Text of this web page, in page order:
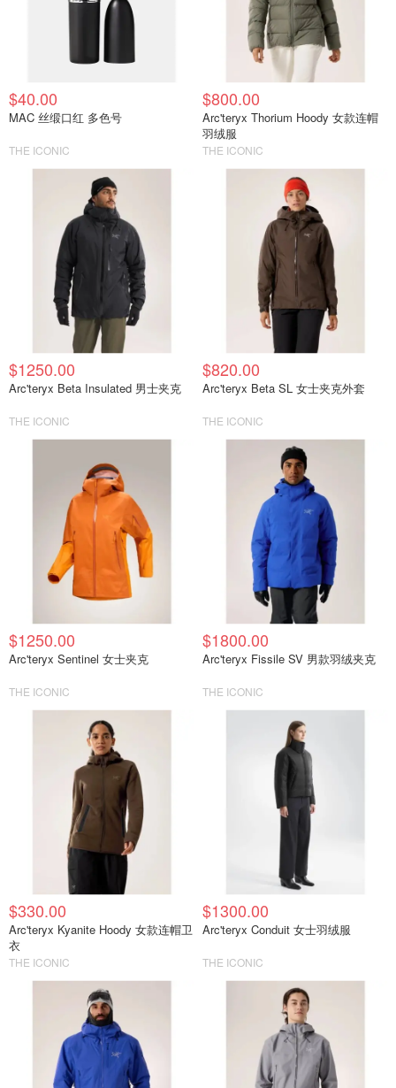
$40.00
MAC 丝缎口红 多色号
THE ICONIC
$800.00
Arc'teryx Thorium Hoody 女款连帽
羽绒服
THE ICONIC
$1250.00
Arc'teryx Beta Insulated 男士夹克
THE ICONIC
$820.00
Arc'teryx Beta SL 女士夹克外套
THE ICONIC
$1250.00
Arc'teryx Sentinel 女士夹克
THE ICONIC
$1800.00
Arc'teryx Fissile SV 男款羽绒夹克
THE ICONIC
$330.00
Arc'teryx Kyanite Hoody 女款连帽卫
衣
THE ICONIC
$1300.00
Arc'teryx Conduit 女士羽绒服
THE ICONIC